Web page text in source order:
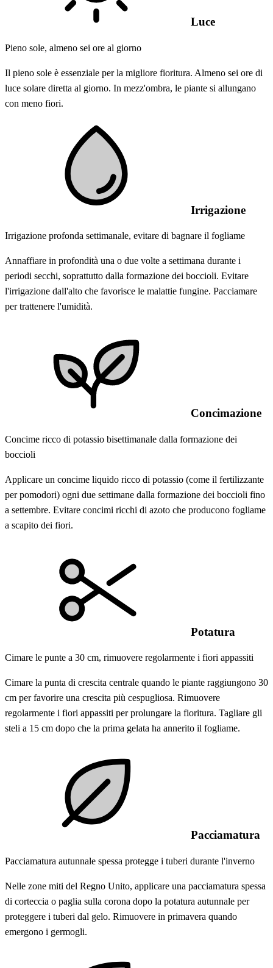
Luce
Pieno sole, almeno sei ore al giorno
Il pieno sole è essenziale per la migliore fioritura. Almeno sei ore di
luce solare diretta al giorno. In mezz'ombra, le piante si allungano
con meno fiori.
Irrigazione
Irrigazione profonda settimanale, evitare di bagnare il fogliame
Annaffiare in profondità una o due volte a settimana durante i
periodi secchi, soprattutto dalla formazione dei boccioli. Evitare
l'irrigazione dall'alto che favorisce le malattie fungine. Pacciamare
per trattenere l'umidità.
Concimazione
Concime ricco di potassio bisettimanale dalla formazione dei
boccioli
Applicare un concime liquido ricco di potassio (come il fertilizzante
per pomodori) ogni due settimane dalla formazione dei boccioli fino
a settembre. Evitare concimi ricchi di azoto che producono fogliame
a scapito dei fiori.
Potatura
Cimare le punte a 30 cm, rimuovere regolarmente i fiori appassiti
Cimare la punta di crescita centrale quando le piante raggiungono 30
cm per favorire una crescita più cespugliosa. Rimuovere
regolarmente i fiori appassiti per prolungare la fioritura. Tagliare gli
steli a 15 cm dopo che la prima gelata ha annerito il fogliame.
Pacciamatura
Pacciamatura autunnale spessa protegge i tuberi durante l'inverno
Nelle zone miti del Regno Unito, applicare una pacciamatura spessa
di corteccia o paglia sulla corona dopo la potatura autunnale per
proteggere i tuberi dal gelo. Rimuovere in primavera quando
emergono i germogli.